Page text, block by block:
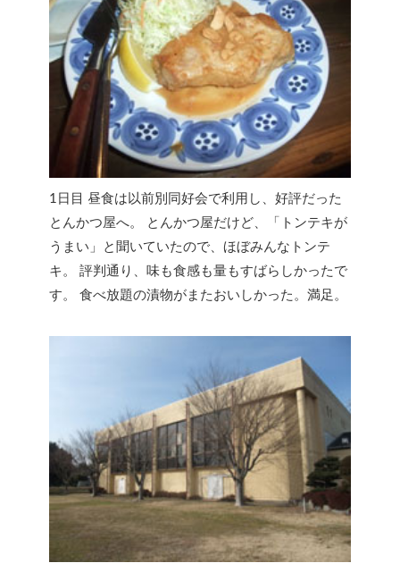
1日目 昼食は以前別同好会で利用し、好評だった
とんかつ屋へ。 とんかつ屋だけど、「トンテキが
うまい」と聞いていたので、ほぼみんなトンテ
キ。 評判通り、味も食感も量もすばらしかったで
す。 食べ放題の漬物がまたおいしかった。満足。